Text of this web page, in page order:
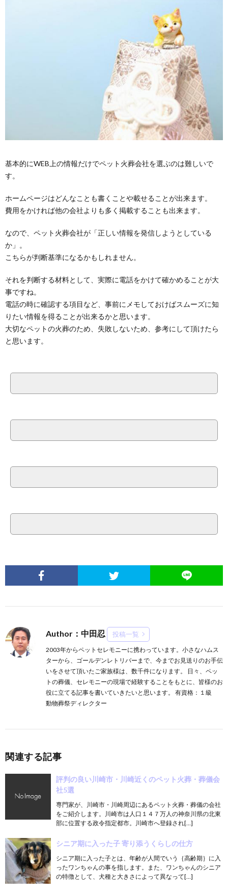
基本的にWEB上の情報だけでペット火葬会社を選ぶのは難しいで
す。
ホームページはどんなことも書くことや載せることが出来ます。
費用をかければ他の会社よりも多く掲載することも出来ます。
なので、ペット火葬会社が「正しい情報を発信しようとしている
か」。
こちらが判断基準になるかもしれません。
それを判断する材料として、実際に電話をかけて確かめることが大
事ですね。
電話の時に確認する項目など、事前にメモしておけばスムーズに知
りたい情報を得ることが出来るかと思います。
大切なペットの火葬のため、失敗しないため、参考にして頂けたら
と思います。
Author：中田忍 投稿一覧
2003年からペットセレモニーに携わっています。小さなハムス
ターから、ゴールデンレトリバーまで、今までお見送りのお手伝
いをさせて頂いたご家族様は、数千件になります。 日々、ペッ
トの葬儀、セレモニーの現場で経験することをもとに、皆様のお
役に立てる記事を書いていきたいと思います。 有資格：１級
動物葬祭ディレクター
関連する記事
評判の良い川崎市・川崎近くのペット火葬・葬儀会
社5選
専門家が、川崎市・川崎周辺にあるペット火葬・葬儀の会社
をご紹介します。川崎市は人口１４７万人の神奈川県の北東
部に位置する政令指定都市。川崎市へ登録され[…]
シニア期に入った子 寄り添うくらしの仕方
シニア期に入った子とは、年齢が人間でいう｛高齢期｝に入
ったワンちゃんの事を指します。また、ワンちゃんのシニア
の特徴として、犬種と大きさによって異なって[…]